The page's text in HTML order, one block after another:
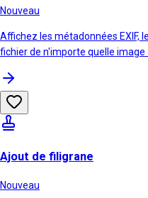
Nouveau
Affichez les métadonnées EXIF,
fichier de n'importe quelle
Ajout de filigrane
Nouveau